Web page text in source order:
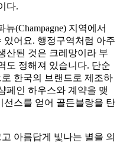
다.
(Champagne) 지역에서
어요. 행정구역처럼 아주
산된 것은 크레망이라 부
도 정해져 있습니다. 단순
한국의 브랜드로 제조하
페인 하우스와 계약을 맺
선스를 얻어 골든블랑을 탄
아름답게 빛나는 별을 의